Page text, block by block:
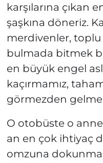
karşılarına çıkan
şaşkına döneriz.
merdivenler, toplu
bulmada bitmek
en büyük engel
kaçırmamız,
görmezden
O otobüste o anne
an en çok ihtiyaç
omzuna